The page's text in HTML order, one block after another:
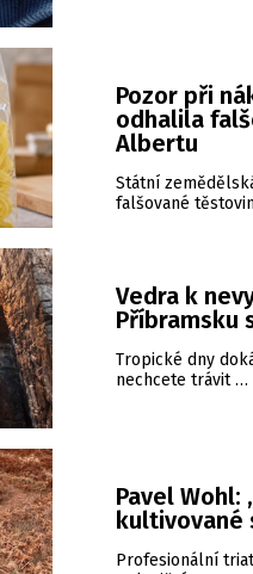
Pozor při
odhalila
Albertu
Státní
falšované
Vedra k
Příbramsku
Tropické dny
nechcete trávit …
Pavel Wohl:
kultivované
Profesionální